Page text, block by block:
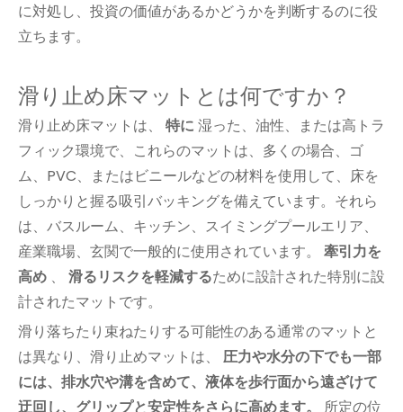
に対処し、投資の価値があるかどうかを判断するのに役
立ちます。
滑り止め床マットとは何ですか？
滑り止め床マットは、 特に 湿った、油性、または高トラ
フィック環境で、これらのマットは、多くの場合、ゴ
ム、PVC、またはビニールなどの材料を使用して、床を
しっかりと握る吸引バッキングを備えています。それら
は、バスルーム、キッチン、スイミングプールエリア、
産業職場、玄関で一般的に使用されています。 牽引力を
高め 、 滑るリスクを軽減するために設計された特別に設
計されたマットです。
滑り落ちたり束ねたりする可能性のある通常のマットと
は異なり、滑り止めマットは、 圧力や水分の下でも一部
には、排水穴や溝を含めて、液体を歩行面から遠ざけて
迂回し、グリップと安定性をさらに高めます。
所定の位